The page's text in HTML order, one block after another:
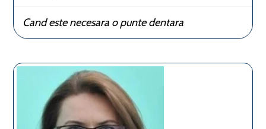
Cand este necesara o punte dentara